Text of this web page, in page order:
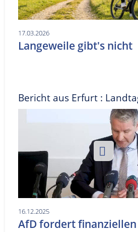
17.03.2026
Langeweile gibt's nicht
Bericht aus Erfurt :
16.12.2025
AfD fordert finanziellen